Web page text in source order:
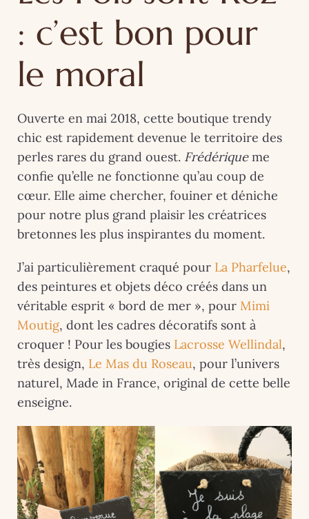
: c’est bon pour
le moral
Ouverte en mai 2018, cette boutique trendy
chic est rapidement devenue le territoire des
perles rares du grand ouest. Frédériqueme
confie qu’elle ne fonctionne qu’au coup de
cœur. Elle aime chercher, fouiner et déniche
pour notre plus grand plaisir les créatrices
bretonnes les plus inspirantes du moment.
J’ai particulièrement craqué pour La Pharfelue,
des peintures et objets déco créés dans un
véritable esprit « bord de mer », pour Mimi
Moutig, dont les cadres décoratifs sont à
croquer ! Pour les bougies Lacrosse Wellindal,
très design, Le Mas du Roseau, pour l’univers
naturel, Made in France, original de cette belle
enseigne.